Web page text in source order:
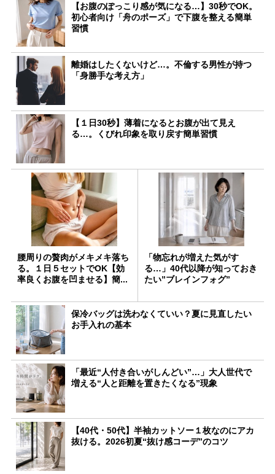
【お腹のぽっこり感が気になる…】30秒でOK。
初心者向け「舟のポーズ」で下腹を整える簡単
習慣
離婚はしたくないけど…。不倫する男性が持つ
「身勝手な考え方」
【１日30秒】薄着になるとお腹が出て見え
る…。くびれ印象を取り戻す簡単習慣
腰周りの贅肉がメキメキ落ち
る。１日５セットでOK【効
率良くお腹を凹ませる】簡...
「物忘れが増えた気がす
る…」40代以降が知っておき
たい”ブレインフォグ”
保冷バッグは洗わなくていい？夏に見直したい
お手入れの基本
「最近“人付き合いがしんどい”…」大人世代で
増える“人と距離を置きたくなる”現象
【40代・50代】半袖カットソー１枚なのにアカ
抜ける。2026初夏“抜け感コーデ”のコツ